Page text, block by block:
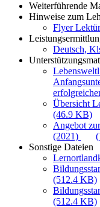
Weiterführende
Hinweise zum
Flyer
Deutsch,
Übersicht
(46.9 KB)
Angebot
(2021)
Sonstige Dateien
(512.4 KB)
(512.4 KB)